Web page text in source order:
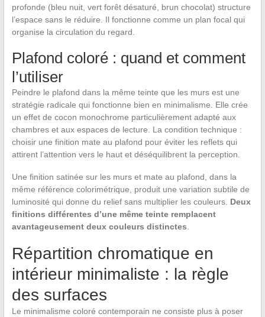
profonde (bleu nuit, vert forêt désaturé, brun chocolat) structure
l’espace sans le réduire. Il fonctionne comme un plan focal qui
organise la circulation du regard.
Plafond coloré : quand et comment
l’utiliser
Peindre le plafond dans la même teinte que les murs est une
stratégie radicale qui fonctionne bien en minimalisme. Elle crée
un effet de cocon monochrome particulièrement adapté aux
chambres et aux espaces de lecture. La condition technique :
choisir une finition mate au plafond pour éviter les reflets qui
attirent l’attention vers le haut et déséquilibrent la perception.
Une finition satinée sur les murs et mate au plafond, dans la
même référence colorimétrique, produit une variation subtile de
luminosité qui donne du relief sans multiplier les couleurs. Deux
finitions différentes d’une même teinte remplacent
avantageusement deux couleurs distinctes
Répartition chromatique en
intérieur minimaliste : la règle
des surfaces
Le minimalisme coloré contemporain ne consiste plus à poser